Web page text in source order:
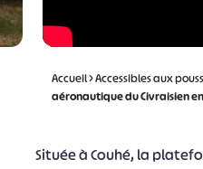
Accueil>Accessibles aux
aéronautique du Civraisien
Située à Couhé, la